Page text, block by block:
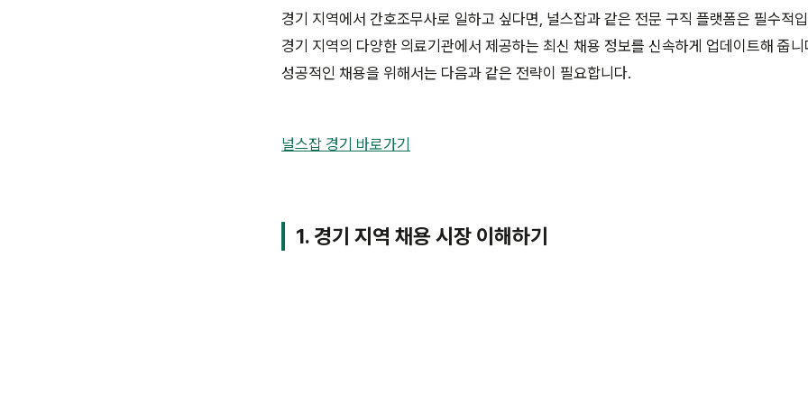
경기 지역에서 간호조무사로 일하고 싶다면, 널스잡과 같은 전문 구직 플랫폼은 필수적
경기 지역의 다양한 의료기관에서 제공하는 최신 채용 정보를 신속하게 업데이트해 줍니
성공적인 채용을 위해서는 다음과 같은 전략이 필요합니다.
널스잡 경기 바로가기
1. 경기 지역 채용 시장 이해하기